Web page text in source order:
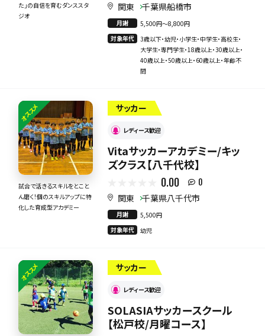
た」の自信を育むダンススタ
ジオ
関東 千葉県船橋市
月謝
5,500円〜8,800円
対象年代
3歳以下・幼児・小学生・中学生・高校生・
大学生・専門学生・18歳以上・30歳以上・
40歳以上・50歳以上・60歳以上・年齢不
問
オススメ
試合で活きるスキルをとこと
ん磨く！個のスキルアップに特
化した育成型アカデミー
サッカー
レディース歓迎
Vitaサッカーアカデミー/キッ
ズクラス【八千代校】
0.00 0
関東 千葉県八千代市
月謝
5,500円
対象年代
幼児
オススメ サッカー
レディース歓迎
SOLASIAサッカースクール
【松戸校/月曜コース】